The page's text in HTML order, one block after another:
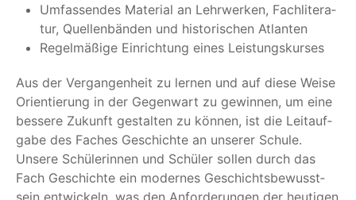
Umfas­sen­des Mate­ri­al an Lehr­wer­ken, Fach­li­te­ra­
tur, Quel­len­bän­den und his­to­ri­schen Atlanten
Regel­mä­ßi­ge Ein­rich­tung eines Leistungskurses
Aus der Ver­gan­gen­heit zu ler­nen und auf die­se Wei­se
Ori­en­tie­rung in der Gegen­wart zu gewin­nen, um eine
bes­se­re Zukunft gestal­ten zu kön­nen, ist die Leit­auf­
ga­be des Faches Geschich­te an unse­rer Schu­le.
Unse­re Schü­le­rin­nen und Schü­ler sol­len durch das
Fach Geschich­te ein moder­nes Geschichts­be­wusst­
sein ent­wi­ckeln, was den Anfor­de­run­gen der heu­ti­gen